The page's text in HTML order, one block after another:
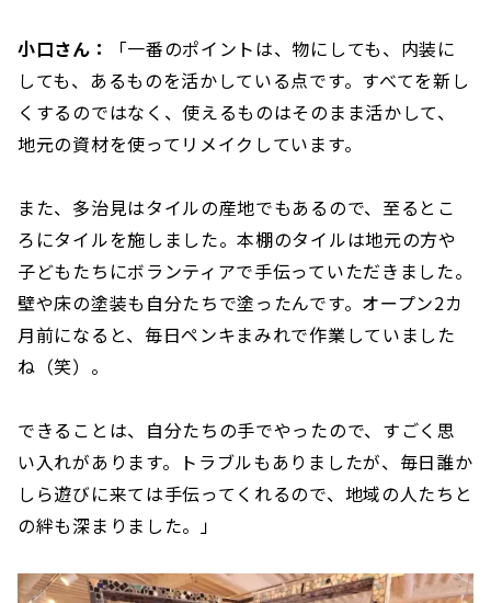
小口さん：
「一番のポイントは、物にしても、内装に
しても、あるものを活かしている点です。すべてを新し
くするのではなく、使えるものはそのまま活かして、
地元の資材を使ってリメイクしています。
また、多治見はタイルの産地でもあるので、至るとこ
ろにタイルを施しました。本棚のタイルは地元の方や
子どもたちにボランティアで手伝っていただきました。
壁や床の塗装も自分たちで塗ったんです。オープン2カ
月前になると、毎日ペンキまみれで作業していました
ね（笑）。
できることは、自分たちの手でやったので、すごく思
い入れがあります。トラブルもありましたが、毎日誰か
しら遊びに来ては手伝ってくれるので、地域の人たちと
の絆も深まりました。」